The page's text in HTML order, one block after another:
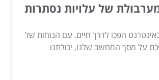
של עלויות נסתרות
באינטרנט הפכו לדרך חיים. עם הנוחות של
על מסך המחשב שלנו, יכולתנו